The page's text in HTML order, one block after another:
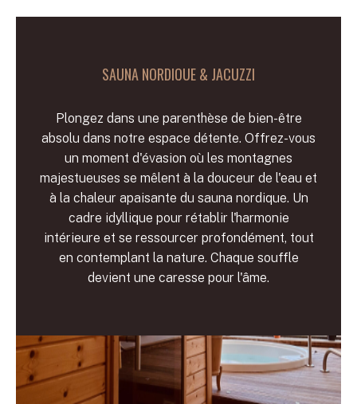
SAUNA NORDIQUE & JACUZZI
Plongez dans une parenthèse de bien-être
absolu dans notre espace détente. Offrez-vous
un moment d'évasion où les montagnes
majestueuses se mêlent à la douceur de l'eau et
à la chaleur apaisante du sauna nordique. Un
cadre idyllique pour rétablir l'harmonie
intérieure et se ressourcer profondément, tout
en contemplant la nature. Chaque souffle
devient une caresse pour l'âme.